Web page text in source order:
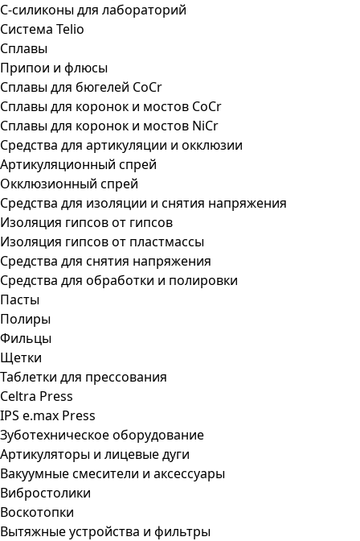
С-силиконы для лабораторий
Система Telio
Сплавы
Припои и флюсы
Сплавы для бюгелей CoCr
Сплавы для коронок и мостов CoCr
Сплавы для коронок и мостов NiCr
Средства для артикуляции и окклюзии
Артикуляционный спрей
Окклюзионный спрей
Средства для изоляции и снятия напряжения
Изоляция гипсов от гипсов
Изоляция гипсов от пластмассы
Средства для снятия напряжения
Средства для обработки и полировки
Пасты
Полиры
Фильцы
Щетки
Таблетки для прессования
Celtra Press
IPS e.max Press
Зуботехническое оборудование
Артикуляторы и лицевые дуги
Вакуумные смесители и аксессуары
Вибростолики
Воскотопки
Вытяжные устройства и фильтры